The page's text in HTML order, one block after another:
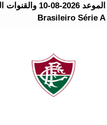
Brasileiro Série A